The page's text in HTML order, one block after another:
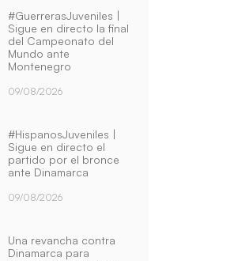
#GuerrerasJuveniles |
Sigue en directo la final
del Campeonato del
Mundo ante
Montenegro
09/08/2026
#HispanosJuveniles |
Sigue en directo el
partido por el bronce
ante Dinamarca
09/08/2026
Una revancha contra
Dinamarca para